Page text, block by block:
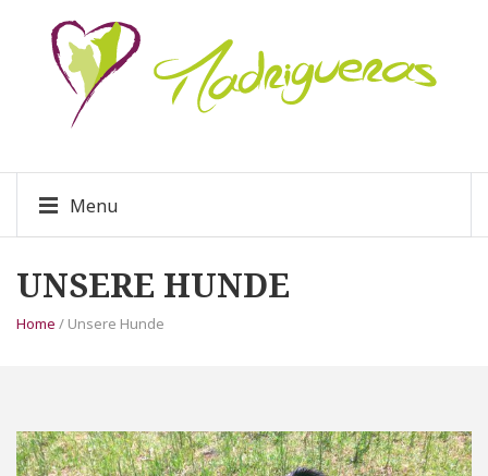
Menu
UNSERE HUNDE
Home / Unsere Hunde